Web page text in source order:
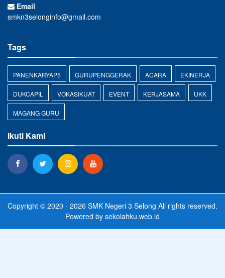
Email
smkn3selonginfo@gmail.com
Tags
PANENKARYAP5 GURUPENGGERAK ACARA EKINERJA
DUKCAPIL VOKASIKUAT EVENT KERJASAMA UKK
MAGANG GURU
Ikuti Kami
Copyright © 2020 - 2026 SMK Negeri 3 Selong All rights reserved.
Powered by sekolahku.web.id